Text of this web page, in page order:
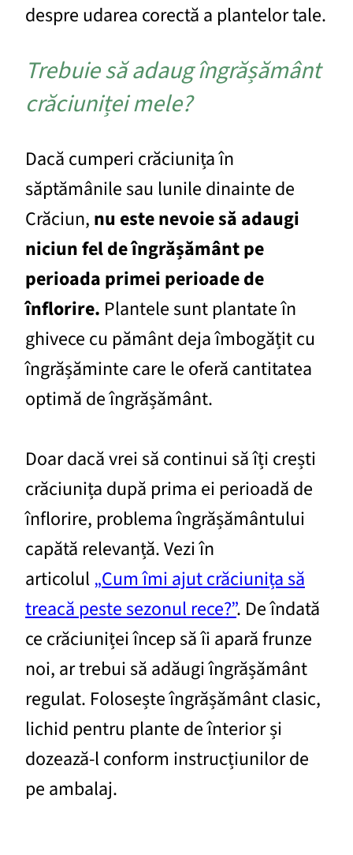
despre udarea corectă a plantelor tale.
Trebuie să adaug îngrășământ
crăciuniței mele?
Dacă cumperi crăciunița în
săptămânile sau lunile dinainte de
Crăciun, nu este nevoie să adaugi
niciun fel de îngrășământ pe
perioada primei perioade de
înflorire. Plantele sunt plantate în
ghivece cu pământ deja îmbogățit cu
îngrășăminte care le oferă cantitatea
optimă de îngrășământ.
Doar dacă vrei să continui să îți crești
crăciunița după prima ei perioadă de
înflorire, problema îngrășământului
capătă relevanță. Vezi în
articolul„Cum îmi ajut crăciunița să
treacă peste sezonul rece?”. De îndată
ce crăciuniței încep să îi apară frunze
noi, ar trebui să adăugi îngrășământ
regulat. Folosește îngrășământ clasic,
lichid pentru plante de înterior și
dozează-l conform instrucțiunilor de
pe ambalaj.